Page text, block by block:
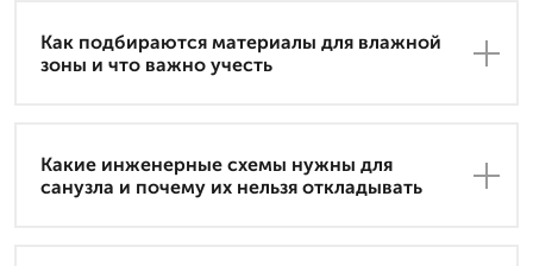
Как подбираются материалы для влажной
зоны и что важно учесть
Какие инженерные схемы нужны для
санузла и почему их нельзя откладывать